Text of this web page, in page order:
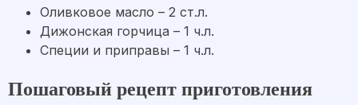
Оливковое масло – 2 ст.л.
Дижонская горчица – 1 ч.л.
Специи и приправы – 1 ч.л.
Пошаговый рецепт приготовления